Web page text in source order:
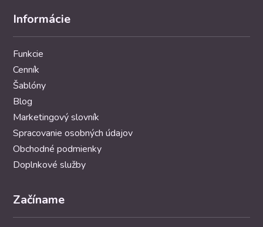
Informácie
Funkcie
Cenník
Šablóny
Blog
Marketingový slovník
Spracovanie osobných údajov
Obchodné podmienky
Doplnkové služby
Začíname